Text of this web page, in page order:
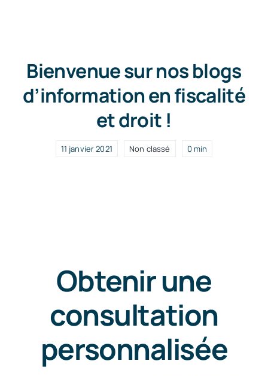
Free Consultation
Bienvenue sur nos blogs
d’information en fiscalité
et droit !
11 janvier 2021 Non classé 0 min
Obtenir une
consultation
personnalisée